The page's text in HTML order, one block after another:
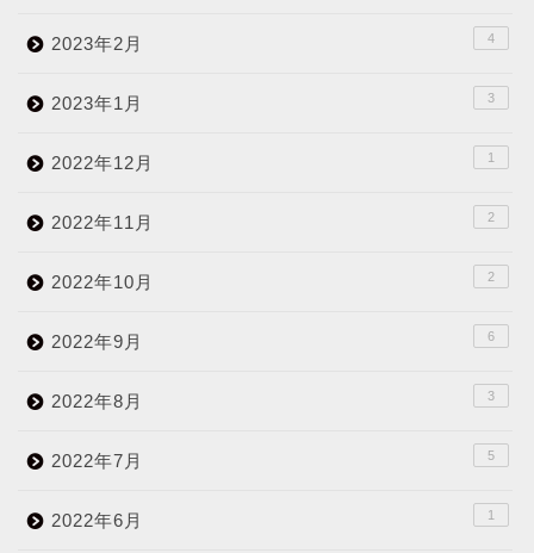
2023年2月 4
2023年1月 3
2022年12月 1
2022年11月 2
2022年10月 2
2022年9月 6
2022年8月 3
2022年7月 5
2022年6月 1